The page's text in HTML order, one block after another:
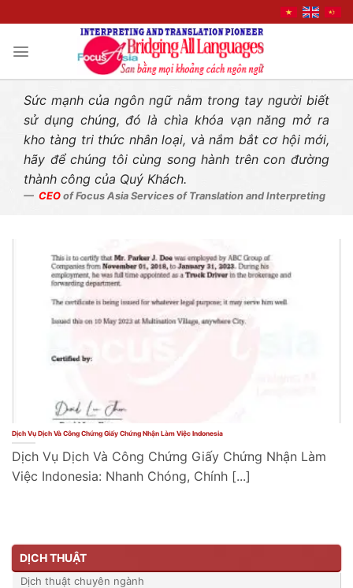
Sức mạnh của ngôn ngữ nằm trong tay người biết
sử dụng chúng, đó là chìa khóa vạn năng mở ra
kho tàng tri thức nhân loại, và nắm bắt cơ hội mới,
hãy để chúng tôi cùng song hành trên con đường
thành công của Quý Khách.
CEO of Focus Asia Services of Translation and Interpreting
Dịch Vụ Dịch Và Công Chứng Giấy Chứng Nhận Làm Việc Indonesia
Dịch Vụ Dịch Và Công Chứng Giấy Chứng Nhận Làm
Việc Indonesia: Nhanh Chóng, Chính [...]
DỊCH THUẬT
Dịch thuật chuyên ngành